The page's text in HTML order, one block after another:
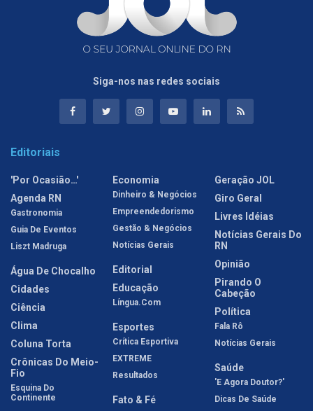
Siga-nos nas redes sociais
Editoriais
'Por Ocasião…'
Agenda RN
Gastronomia
Guia De Eventos
Liszt Madruga
Água De Chocalho
Cidades
Ciência
Clima
Coluna Torta
Crônicas Do Meio-
Fio
Esquina Do
Continente
Economia
Dinheiro & Negócios
Empreendedorismo
Gestão & Negócios
Notícias Gerais
Editorial
Educação
Língua.com
Esportes
Crítica Esportiva
EXTREME
Resultados
Fato & Fé
Geração JOL
Giro Geral
Livres Idéias
Notícias Gerais Do
RN
Opinião
Pirando O
Cabeção
Política
Fala Rô
Notícias Gerais
Saúde
'E Agora Doutor?'
Dicas De Saúde